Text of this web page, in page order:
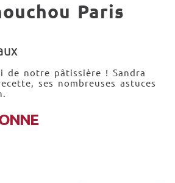
Paris
de notre pâtissière ! Sandra
ses nombreuses astuces